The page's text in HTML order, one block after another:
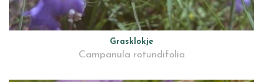
Grasklokje
Campanula rotundifolia